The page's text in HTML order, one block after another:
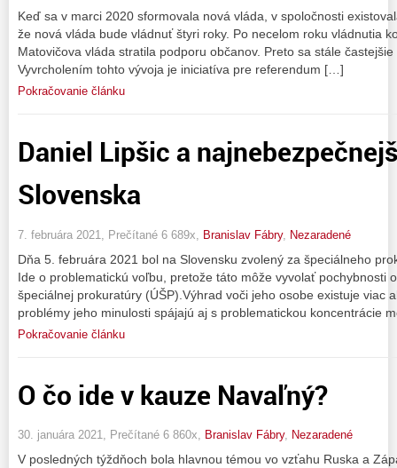
Keď sa v marci 2020 sformovala nová vláda, v spoločnosti
že nová vláda bude vládnuť štyri roky. Po necelom roku vládnutia
Matovičova vláda stratila podporu občanov. Preto sa stále
Vyvrcholením tohto vývoja je iniciatíva pre referendum […]
Pokračovanie článku
Daniel Lipšic a
Slovenska
7. februára 2021, Prečítané 6 689x, Branislav Fábry, Nezaradené
Dňa 5. februára 2021 bol na Slovensku zvolený za špeciálneho
Ide o problematickú voľbu, pretože táto môže vyvolať pochybnosti
špeciálnej prokuratúry (ÚŠP).Výhrad voči jeho osobe existuje viac
problémy jeho minulosti spájajú aj s problematickou koncentrácie
Pokračovanie článku
O čo ide v kauze Navaľný?
30. januára 2021, Prečítané 6 860x, Branislav Fábry, Nezaradené
V posledných týždňoch bola hlavnou témou vo vzťahu Ruska a